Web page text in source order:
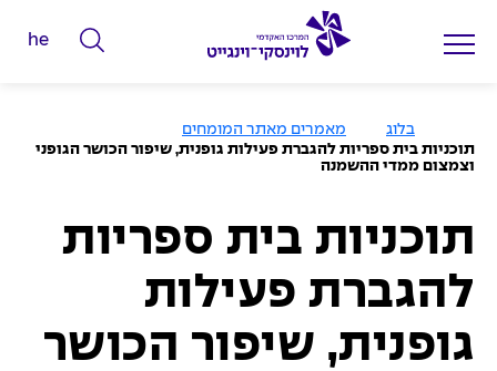
ה
ד
ל
he
ו
ד
י
בלוג
מאמרים מאתר המומחים
תוכניות בית ספריות להגברת פעילות גופנית, שיפור הכושר הגופני
וצמצום ממדי ההשמנה
תוכניות בית ספריות
להגברת פעילות
גופנית, שיפור הכושר